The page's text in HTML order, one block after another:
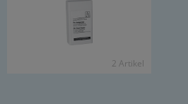
2 Ar­ti­kel